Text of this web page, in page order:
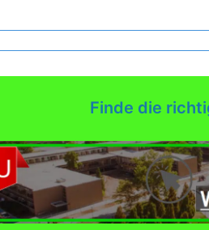
Finde die